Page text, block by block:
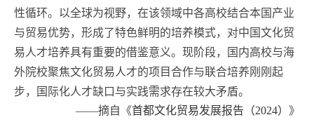
性循环。以全球为视野，在该领域中各高校结合本国产业
与贸易优势，形成了特色鲜明的培养模式，对中国文化贸
易人才培养具有重要的借鉴意义。现阶段，国内高校与海
外院校聚焦文化贸易人才的项目合作与联合培养刚刚起
步，国际化人才缺口与实践需求存在较大矛盾。
——摘自《首都文化贸易发展报告（2024） 》